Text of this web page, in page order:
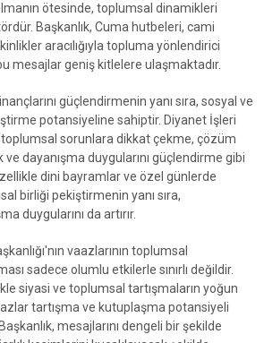
ötesinde, toplumsal dinamikleri
Başkanlık, Cuma hutbeleri, cami
aracılığıyla topluma yönlendirici
mesajlar geniş kitlelere ulaşmaktadır.
güçlendirmenin yanı sıra, sosyal ve
potansiyeline sahiptir. Diyanet İşleri
toplumsal sorunlara dikkat çekme, çözüm
dayanışma duygularını güçlendirme gibi
dini bayramlar ve özel günlerde
birliği pekiştirmenin yanı sıra,
duygularını da artırır.
vaazlarının toplumsal
sadece olumlu etkilerle sınırlı değildir.
siyasi ve toplumsal tartışmaların yoğun
tartışma ve kutuplaşma potansiyeli
mesajlarını dengeli bir şekilde